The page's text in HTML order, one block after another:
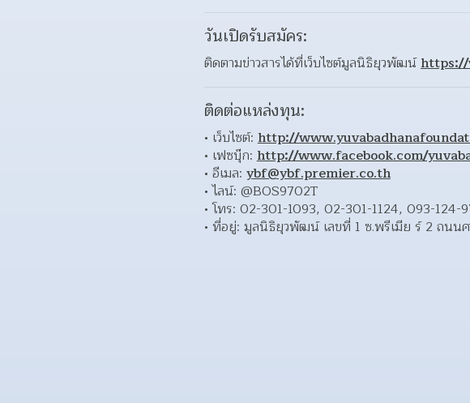
วันเปิดรับสมัคร:
ติดตามข่าวสารได้ที่เว็บไซต์มูลนิธิยุวพัฒน์
ติดต่อแหล่งทุน:
เว็บไซต์: http://
เฟซบุ๊ก: http://www.facebook.com/
อีเมล: ybf@ybf.premier.co.th
ไลน์: @BOS9702T
โทร: 02-301-1093, 02-301-1124, 093-124-
ที่อยู่: มูลนิธิยุวพัฒน์ เลขที่ 1 ซ.พรีเมีย ร์ 2 ถนน